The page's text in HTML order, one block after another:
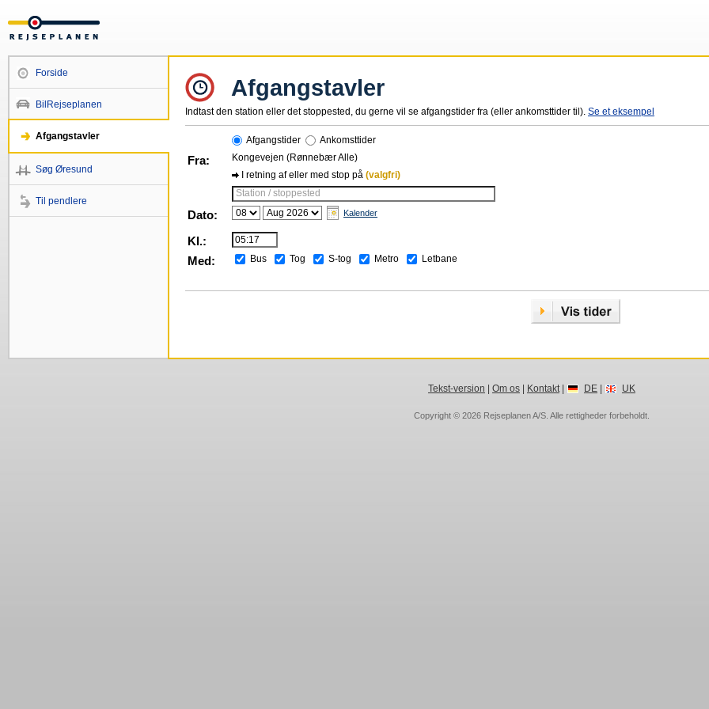
Forside
BilRejseplanen
Afgangstavler
Søg Øresund
Til pendlere
Afgangstavler
Indtast den station eller det stoppested, du gerne vil se afgangstider fra (eller ankomsttider til). Se et eksempel
Afgangstider Ankomsttider
Fra:
Kongevejen (Rønnebær Alle)
I retning af eller med stop på (valgfri)
Station / stoppested
Dato: Kalender
Kl.:
Med:
Bus Tog S-tog Metro Letbane
Tekst-version Om os| Kontakt| DE| UK
Copyright © 2026 Rejseplanen A/S . Alle rettigheder forbeholdt.